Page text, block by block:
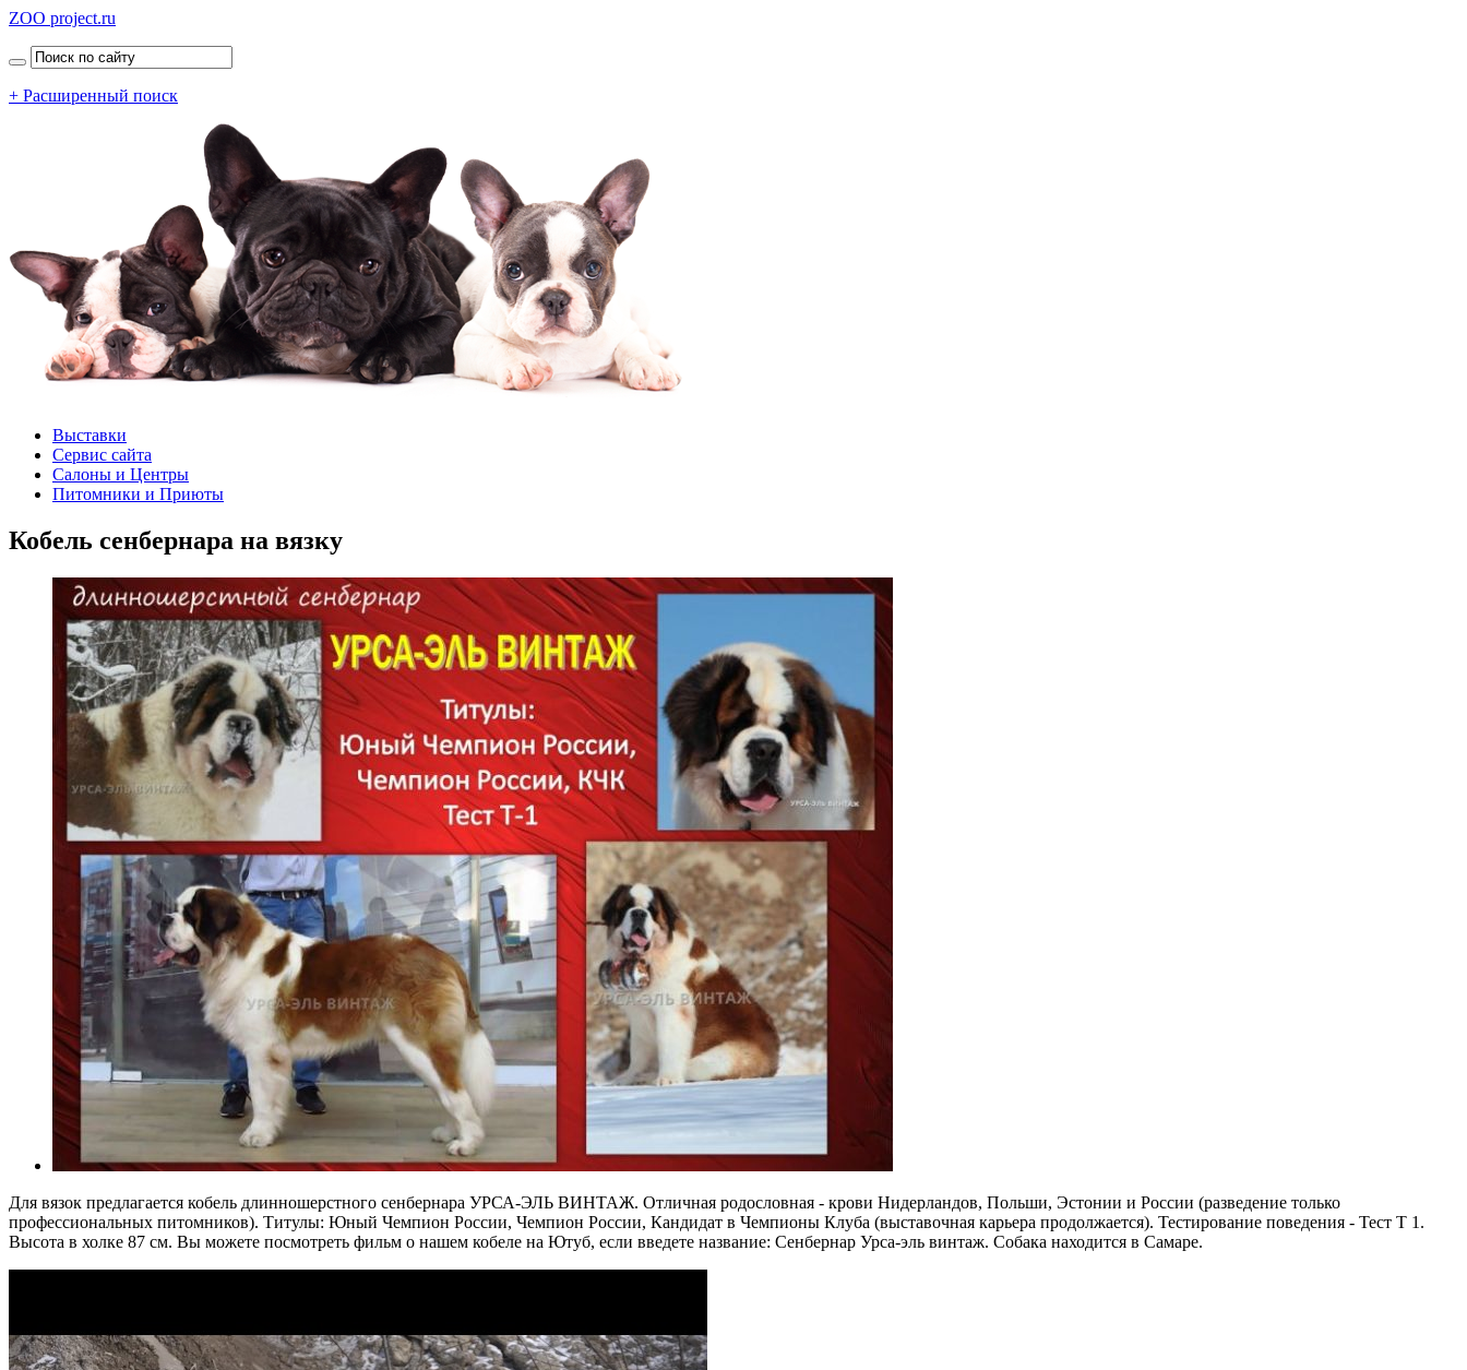
ZOO project.ru
+ Расширенный поиск
Выставки
Сервис сайта
Салоны и Центры
Питомники и Приюты
Кобель сенбернара на вязку
Для вязок предлагается кобель длинношерстного сенбернара УРСА-ЭЛЬ ВИНТАЖ. Отличная родословная - крови Нидерландов, Польши, Эстонии и России (разведение только
профессиональных питомников). Титулы: Юный Чемпион России, Чемпион России, Кандидат в Чемпионы Клуба (выставочная карьера продолжается). Тестирование поведения - Тест T 1.
Высота в холке 87 см. Вы можете посмотреть фильм о нашем кобеле на Ютуб, если введете название: Сенбернар Урса-эль винтаж. Собака находится в Самаре.